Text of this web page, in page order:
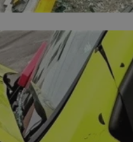
Ten plik cookie służy do rozróżniania
umożliwia tworzenie ważnych raportów
korzystania z jej witryny internetowej.
Ten plik cookie jest używany przez usługę
Script.com do zapamiętywania preferencji
zgody użytkownika na pliki cookie. Jest to
aby baner cookie Cookie-Script.com
Ten plik cookie służy do rozróżniania ludzi
to korzystne dla strony internetowej,
umożliwia tworzenie ważnych raportów na
korzystania z jej witryny internetowej.